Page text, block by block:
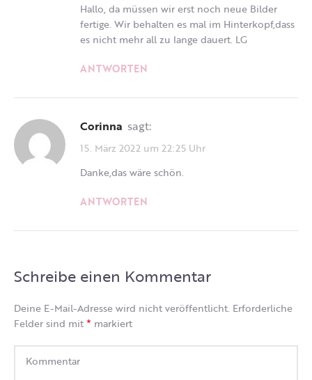
Hallo, da müssen wir erst noch neue Bilder
fertige. Wir behalten es mal im Hinterkopf,dass
es nicht mehr all zu lange dauert. LG
ANTWORTEN
Corinna sagt:
15. März 2022 um 22:25 Uhr
Danke,das wäre schön.
ANTWORTEN
Schreibe einen Kommentar
Deine E-Mail-Adresse wird nicht veröffentlicht. Erforderliche
Felder sind mit* markiert